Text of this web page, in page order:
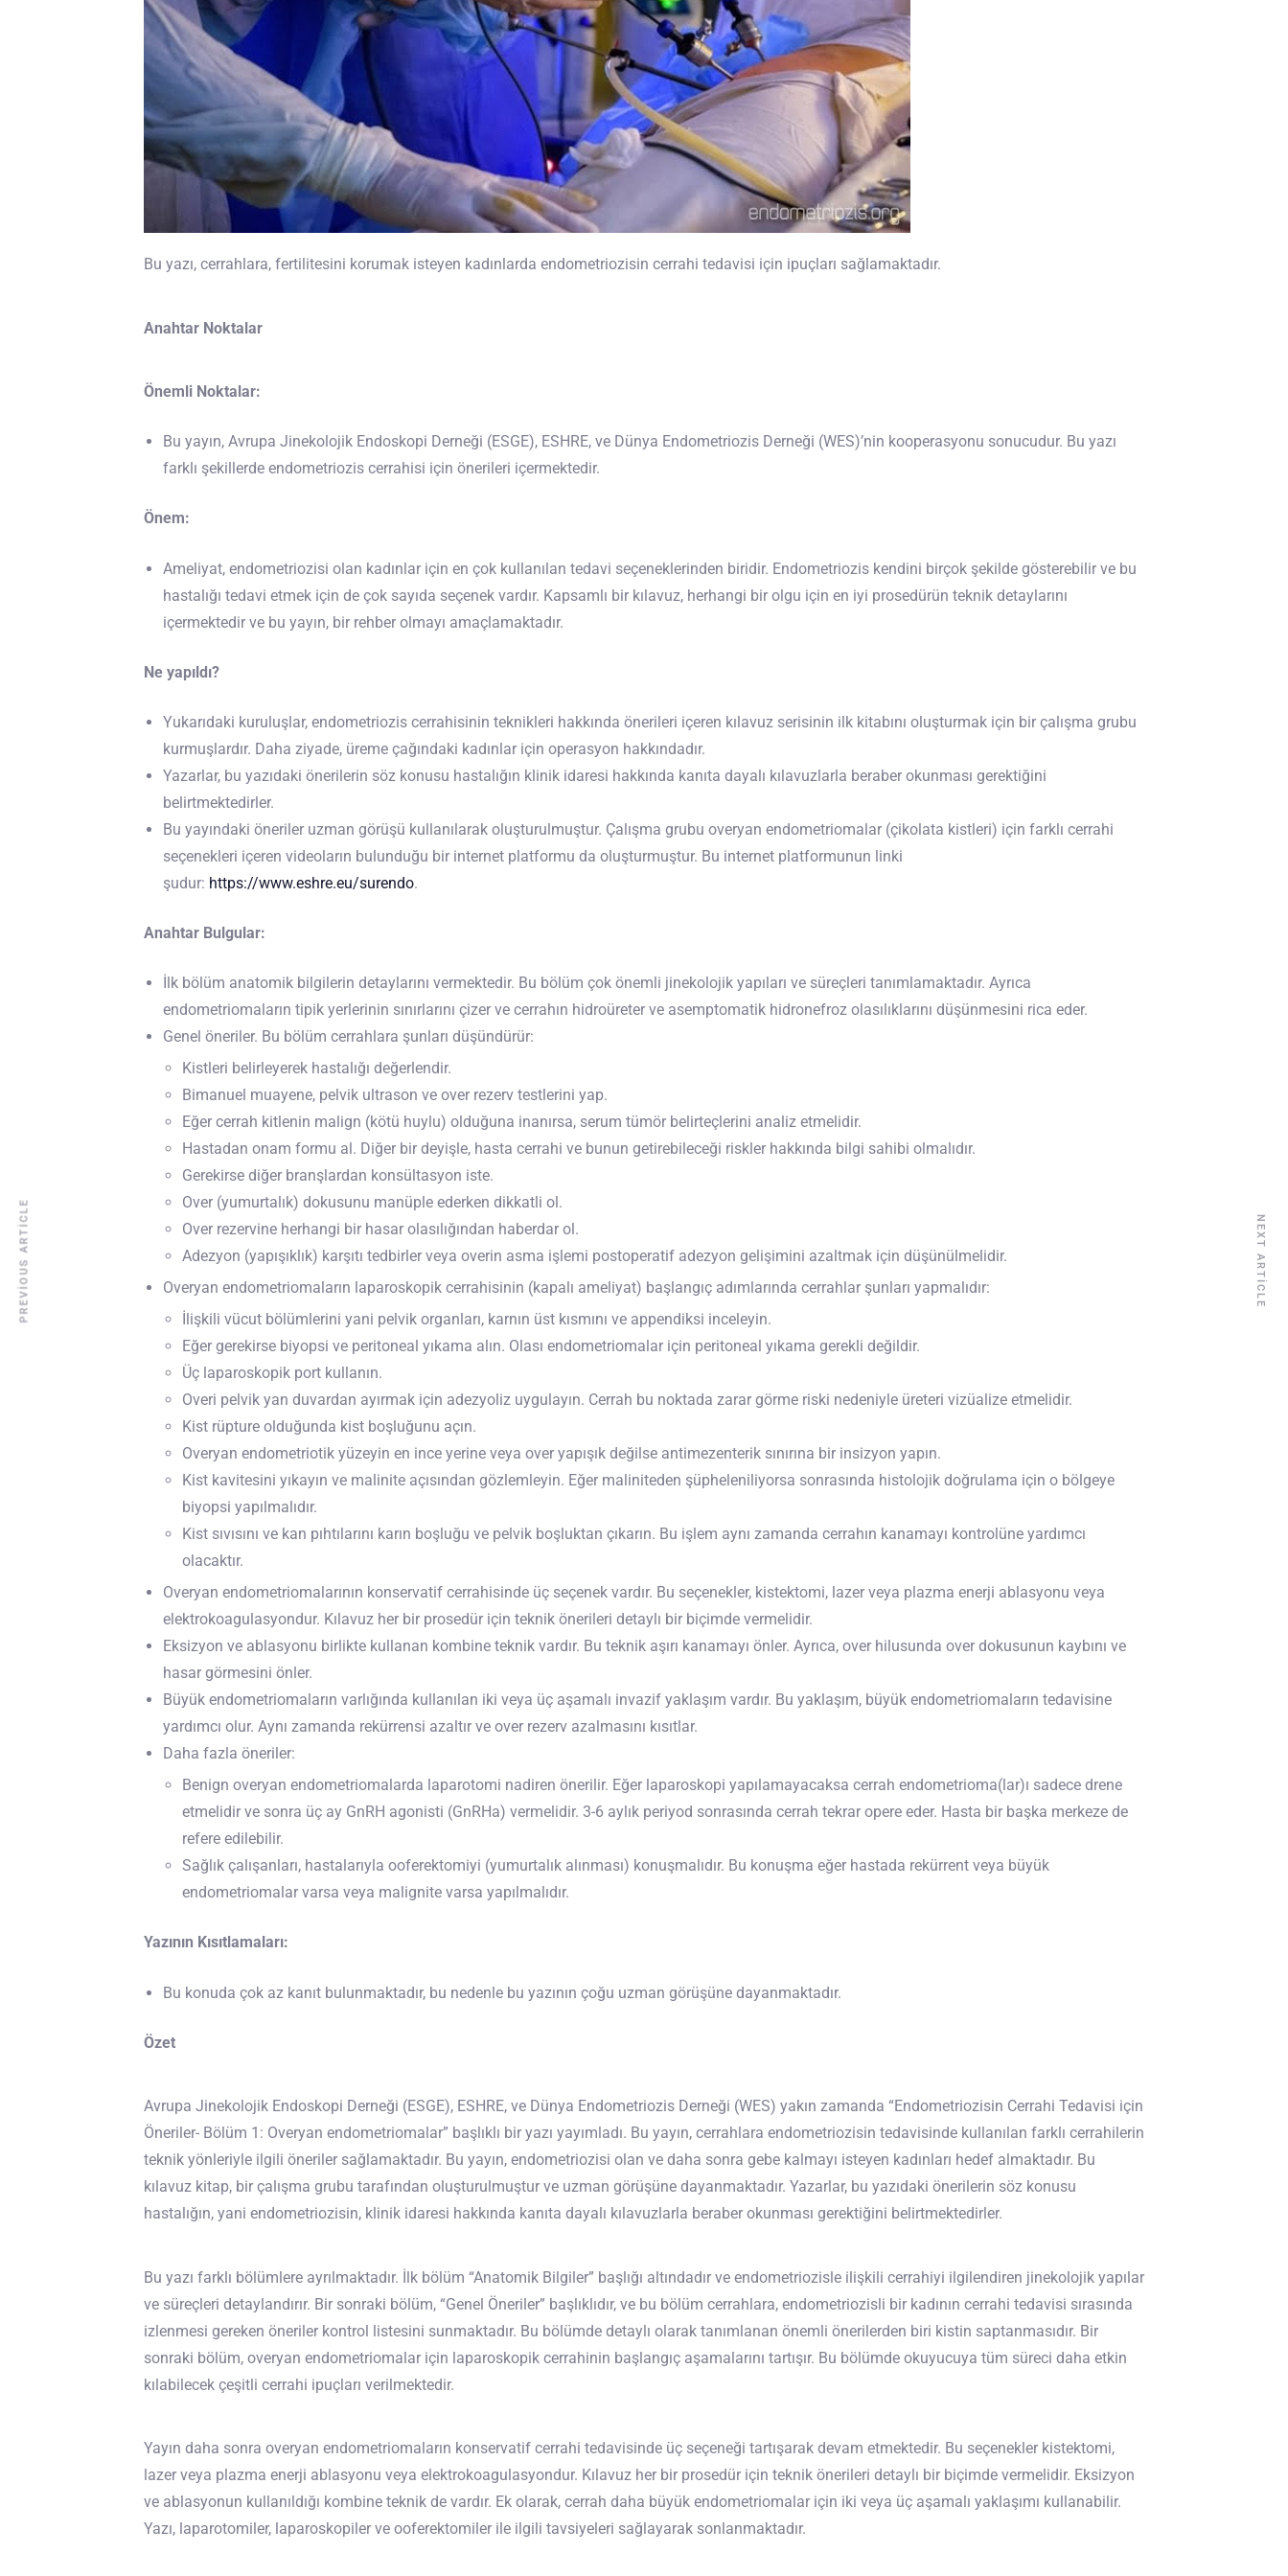
Bu yazı, cerrahlara, fertilitesini korumak isteyen kadınlarda endometriozisin cerrahi tedavisi için ipuçları sağlamaktadır.
Anahtar Noktalar
Önemli Noktalar:
Bu yayın, Avrupa Jinekolojik Endoskopi Derneği (ESGE), ESHRE, ve Dünya Endometriozis Derneği (WES)’nin kooperasyonu sonucudur. Bu yazı
farklı şekillerde endometriozis cerrahisi için önerileri içermektedir.
Önem:
Ameliyat, endometriozisi olan kadınlar için en çok kullanılan tedavi seçeneklerinden biridir. Endometriozis kendini birçok şekilde gösterebilir ve bu
hastalığı tedavi etmek için de çok sayıda seçenek vardır. Kapsamlı bir kılavuz, herhangi bir olgu için en iyi prosedürün teknik detaylarını
içermektedir ve bu yayın, bir rehber olmayı amaçlamaktadır.
Ne yapıldı?
Yukarıdaki kuruluşlar, endometriozis cerrahisinin teknikleri hakkında önerileri içeren kılavuz serisinin ilk kitabını oluşturmak için bir çalışma grubu
kurmuşlardır. Daha ziyade, üreme çağındaki kadınlar için operasyon hakkındadır.
Yazarlar, bu yazıdaki önerilerin söz konusu hastalığın klinik idaresi hakkında kanıta dayalı kılavuzlarla beraber okunması gerektiğini
belirtmektedirler.
Bu yayındaki öneriler uzman görüşü kullanılarak oluşturulmuştur. Çalışma grubu overyan endometriomalar (çikolata kistleri) için farklı cerrahi
seçenekleri içeren videoların bulunduğu bir internet platformu da oluşturmuştur. Bu internet platformunun linki
şudur: https://www.eshre.eu/surendo.
Anahtar Bulgular:
İlk bölüm anatomik bilgilerin detaylarını vermektedir. Bu bölüm çok önemli jinekolojik yapıları ve süreçleri tanımlamaktadır. Ayrıca
endometriomaların tipik yerlerinin sınırlarını çizer ve cerrahın hidroüreter ve asemptomatik hidronefroz olasılıklarını düşünmesini rica eder.
Genel öneriler. Bu bölüm cerrahlara şunları düşündürür:
Kistleri belirleyerek hastalığı değerlendir.
Bimanuel muayene, pelvik ultrason ve over rezerv testlerini yap.
Eğer cerrah kitlenin malign (kötü huylu) olduğuna inanırsa, serum tümör belirteçlerini analiz etmelidir.
Hastadan onam formu al. Diğer bir deyişle, hasta cerrahi ve bunun getirebileceği riskler hakkında bilgi sahibi olmalıdır.
Gerekirse diğer branşlardan konsültasyon iste.
Over (yumurtalık) dokusunu manüple ederken dikkatli ol.
Over rezervine herhangi bir hasar olasılığından haberdar ol.
Adezyon (yapışıklık) karşıtı tedbirler veya overin asma işlemi postoperatif adezyon gelişimini azaltmak için düşünülmelidir.
Overyan endometriomaların laparoskopik cerrahisinin (kapalı ameliyat) başlangıç adımlarında cerrahlar şunları yapmalıdır:
İlişkili vücut bölümlerini yani pelvik organları, karnın üst kısmını ve appendiksi inceleyin.
Eğer gerekirse biyopsi ve peritoneal yıkama alın. Olası endometriomalar için peritoneal yıkama gerekli değildir.
Üç laparoskopik port kullanın.
Overi pelvik yan duvardan ayırmak için adezyoliz uygulayın. Cerrah bu noktada zarar görme riski nedeniyle üreteri vizüalize etmelidir.
Kist rüpture olduğunda kist boşluğunu açın.
Overyan endometriotik yüzeyin en ince yerine veya over yapışık değilse antimezenterik sınırına bir insizyon yapın.
Kist kavitesini yıkayın ve malinite açısından gözlemleyin. Eğer maliniteden şüpheleniliyorsa sonrasında histolojik doğrulama için o bölgeye
biyopsi yapılmalıdır.
Kist sıvısını ve kan pıhtılarını karın boşluğu ve pelvik boşluktan çıkarın. Bu işlem aynı zamanda cerrahın kanamayı kontrolüne yardımcı
olacaktır.
Overyan endometriomalarının konservatif cerrahisinde üç seçenek vardır. Bu seçenekler, kistektomi, lazer veya plazma enerji ablasyonu veya
elektrokoagulasyondur. Kılavuz her bir prosedür için teknik önerileri detaylı bir biçimde vermelidir.
Eksizyon ve ablasyonu birlikte kullanan kombine teknik vardır. Bu teknik aşırı kanamayı önler. Ayrıca, over hilusunda over dokusunun kaybını ve
hasar görmesini önler.
Büyük endometriomaların varlığında kullanılan iki veya üç aşamalı invazif yaklaşım vardır. Bu yaklaşım, büyük endometriomaların tedavisine
yardımcı olur. Aynı zamanda rekürrensi azaltır ve over rezerv azalmasını kısıtlar.
Daha fazla öneriler:
Benign overyan endometriomalarda laparotomi nadiren önerilir. Eğer laparoskopi yapılamayacaksa cerrah endometrioma(lar)ı sadece drene
etmelidir ve sonra üç ay GnRH agonisti (GnRHa) vermelidir. 3-6 aylık periyod sonrasında cerrah tekrar opere eder. Hasta bir başka merkeze de
refere edilebilir.
Sağlık çalışanları, hastalarıyla ooferektomiyi (yumurtalık alınması) konuşmalıdır. Bu konuşma eğer hastada rekürrent veya büyük
endometriomalar varsa veya malignite varsa yapılmalıdır.
Yazının Kısıtlamaları:
Bu konuda çok az kanıt bulunmaktadır, bu nedenle bu yazının çoğu uzman görüşüne dayanmaktadır.
Özet
Avrupa Jinekolojik Endoskopi Derneği (ESGE), ESHRE, ve Dünya Endometriozis Derneği (WES) yakın zamanda “Endometriozisin Cerrahi Tedavisi için
Öneriler- Bölüm 1: Overyan endometriomalar” başlıklı bir yazı yayımladı. Bu yayın, cerrahlara endometriozisin tedavisinde kullanılan farklı cerrahilerin
teknik yönleriyle ilgili öneriler sağlamaktadır. Bu yayın, endometriozisi olan ve daha sonra gebe kalmayı isteyen kadınları hedef almaktadır. Bu
kılavuz kitap, bir çalışma grubu tarafından oluşturulmuştur ve uzman görüşüne dayanmaktadır. Yazarlar, bu yazıdaki önerilerin söz konusu
hastalığın, yani endometriozisin, klinik idaresi hakkında kanıta dayalı kılavuzlarla beraber okunması gerektiğini belirtmektedirler.
Bu yazı farklı bölümlere ayrılmaktadır. İlk bölüm “Anatomik Bilgiler” başlığı altındadır ve endometriozisle ilişkili cerrahiyi ilgilendiren jinekolojik yapılar
ve süreçleri detaylandırır. Bir sonraki bölüm, “Genel Öneriler” başlıklıdır, ve bu bölüm cerrahlara, endometriozisli bir kadının cerrahi tedavisi sırasında
izlenmesi gereken öneriler kontrol listesini sunmaktadır. Bu bölümde detaylı olarak tanımlanan önemli önerilerden biri kistin saptanmasıdır. Bir
sonraki bölüm, overyan endometriomalar için laparoskopik cerrahinin başlangıç aşamalarını tartışır. Bu bölümde okuyucuya tüm süreci daha etkin
kılabilecek çeşitli cerrahi ipuçları verilmektedir.
Yayın daha sonra overyan endometriomaların konservatif cerrahi tedavisinde üç seçeneği tartışarak devam etmektedir. Bu seçenekler kistektomi,
lazer veya plazma enerji ablasyonu veya elektrokoagulasyondur. Kılavuz her bir prosedür için teknik önerileri detaylı bir biçimde vermelidir. Eksizyon
ve ablasyonun kullanıldığı kombine teknik de vardır. Ek olarak, cerrah daha büyük endometriomalar için iki veya üç aşamalı yaklaşımı kullanabilir.
Yazı, laparotomiler, laparoskopiler ve ooferektomiler ile ilgili tavsiyeleri sağlayarak sonlanmaktadır.
PREVIOUS ARTICLE NEXT ARTICLE